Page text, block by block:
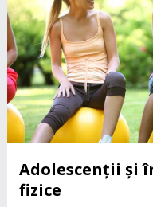
Adolescenții și
fizice